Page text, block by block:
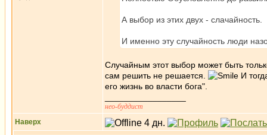
А выбор из этих двух - слачайность.
И именно эту случайность люди
Случайным этот выбор может быть
сам решить не решается.
И
его жизнь во власти бога".
нео-буддист
Наверх